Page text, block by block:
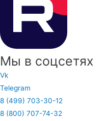
Мы в соцсетях
Vk
Telegram
8 (499) 703-30-12
8 (800) 707-74-32